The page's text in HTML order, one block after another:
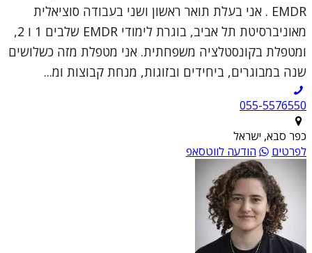
EMDR . אני בעלת תואר ראשון ושני בעבודה סוציאלית
מאוניברסיטת תל אביב, בוגרת לימודי EMDR שלבים 1 ו 2,
ומטפלת בקונסטלציה משפחתית. אני מטפלת מזה כשלושים
שנה במבוגרים, ביחידים ובזוגות, מנחת קבוצות ומ...
055-5576550
כפר סבא, ישראל
לפרטים
הודעה לווטסאפ